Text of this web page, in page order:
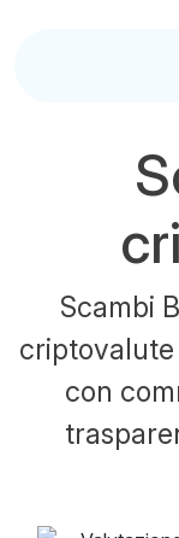
Scambi
criptovalute
con